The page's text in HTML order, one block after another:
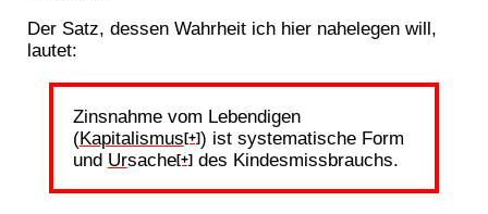
Der Satz, dessen Wahrheit ich hier nahelegen will,
lautet:
Zinsnahme vom Lebendigen
(Kapitalismus[+]) ist systematische Form
und Ursache[+]des Kindesmissbrauchs.